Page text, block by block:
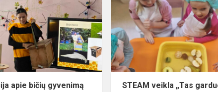
gyvenimą
apie bičių gyvenimą
STEAM veikla „Tas